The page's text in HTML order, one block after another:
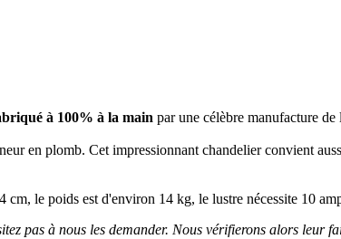
à 100% à la main par une célèbre manufacture de
en plomb. Cet impressionnant chandelier convient
cm, le poids est d'environ 14 kg, le lustre nécessite 10
pas à nous les demander. Nous vérifierons alors leur